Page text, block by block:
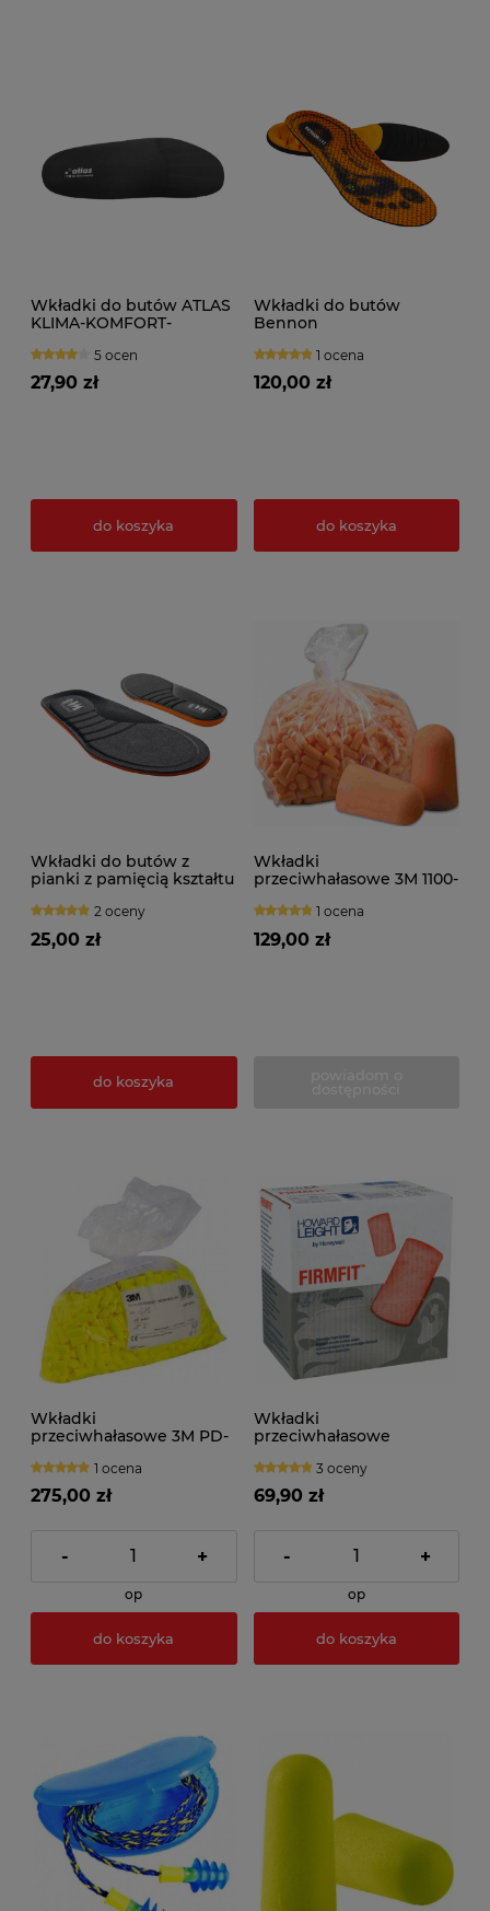
Wkładki do butów ATLAS
KLIMA-KOMFORT-
5 ocen
27,90 zł
do koszyka
Wkładki do butów
Bennon
Medium Mid
1 ocena
120,00 zł
do koszyka
Wkładki do butów z
pianki z pamięcią kształtu
2 oceny
25,00 zł
do koszyka
Wkładki
przeciwhałasowe 3M 1100-
500par 1 ocena
129,00 zł
Wkładki
przeciwhałasowe 3M PD-
(worek 500par)
1 ocena
275,00 zł
- +
op
do koszyka
Wkładki
przeciwhałasowe
(200par)3 oceny
69,90 zł
- +
op
do koszyka